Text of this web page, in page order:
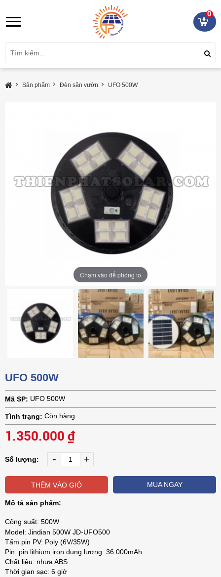
0
Sản phẩm Đèn sân vườn UFO 500W
Chạm vào để phóng to
Chạm vào để phóng to
Chạm vào để phóng to
Chạm vào để phóng to
Chạm vào để phóng to
UFO 500W
Mã SP: UFO 500W
Tình trạng: Còn hàng
1.350.000 ₫
Số lượng: - +
THÊM VÀO GIỎ MUA NGAY
Mô tả sản phẩm:
Công suất: 500W
Model: Jindian 500W JD-UFO500
Tấm pin PV: Poly (6V/35W)
Pin: pin lithium iron dung lượng: 36.000mAh
Chất liệu: nhựa ABS
Thời gian sạc: 6 giờ